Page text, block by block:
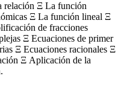
relación Ξ La función
Ξ La función lineal Ξ
de fracciones
Ξ Ecuaciones de primer
Ξ Ecuaciones racionales Ξ
Ξ Aplicación de la